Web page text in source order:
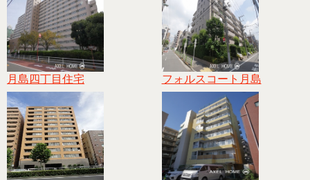
月島四丁目住宅 フォルスコート月島